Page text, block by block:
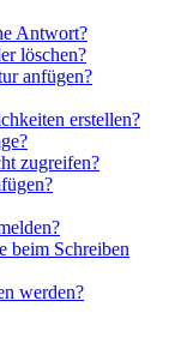
Antwort?
löschen?
anfügen?
erstellen?
zugreifen?
beim Schreiben
werden?